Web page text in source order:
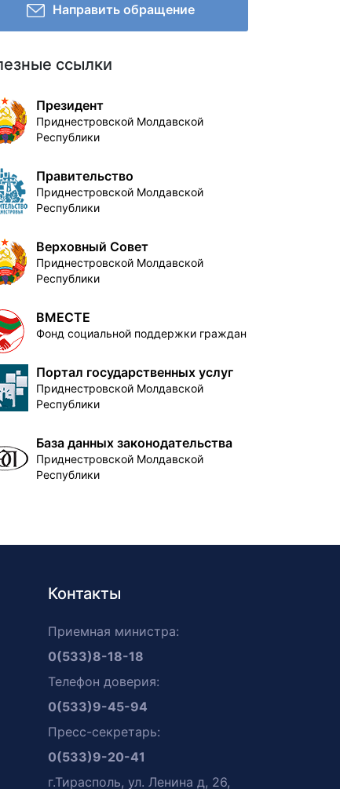
Направить обращение
ссылки
Президент
Приднестровской Молдавской
Республики
Правительство
Приднестровской Молдавской
Республики
Верховный Совет
Приднестровской Молдавской
Республики
ВМЕСТЕ
Фонд социальной поддержки граждан
Портал государственных услуг
Приднестровской Молдавской
Республики
База данных законодательства
Приднестровской Молдавской
Республики
Контакты
Приемная министра:
0(533)8-18-18
Телефон доверия:
0(533)9-45-94
Пресс-секретарь:
0(533)9-20-41
г.Тирасполь, ул. Ленина д, 26,